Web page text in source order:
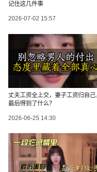
记住这几件事
2026-07-02 15:57
丈夫工资全上交，妻子工资归自己
最后得到了什么？
2026-06-25 14:30